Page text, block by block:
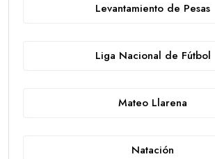
Levantamiento de Pesas
Liga Nacional de Fútbol
Mateo Llarena
Natación